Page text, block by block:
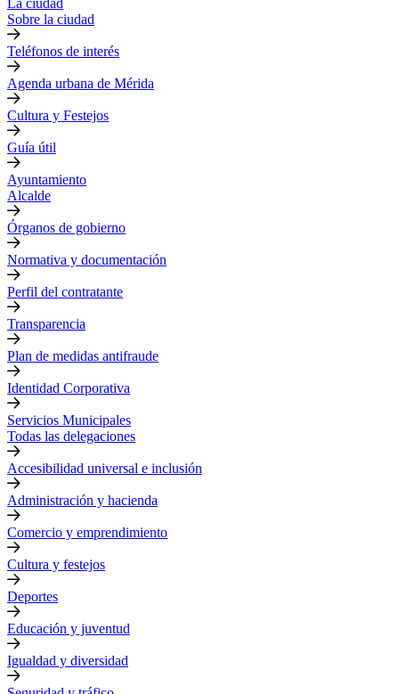
La ciudad
Sobre la ciudad
Teléfonos de interés
Agenda urbana de Mérida
Cultura y Festejos
Guía útil
Ayuntamiento
Alcalde
Órganos de gobierno
Normativa y documentación
Perfil del contratante
Transparencia
Plan de medidas antifraude
Identidad Corporativa
Servicios Municipales
Todas las delegaciones
Accesibilidad universal e inclusión
Administración y hacienda
Comercio y emprendimiento
Cultura y festejos
Deportes
Educación y juventud
Igualdad y diversidad